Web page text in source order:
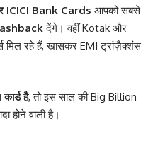
ICICI Bank Cards आपको सबसे
देंगे। वहीं Kotak और
मिल रहे हैं, खासकर EMI ट्रांज़ैक्शंस
है, तो इस साल की Big Billion
होने वाली है।